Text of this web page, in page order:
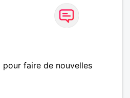
pour faire de nouvelles